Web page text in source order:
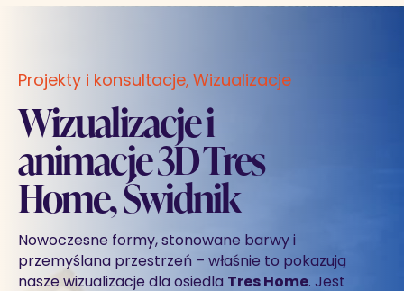
Projekty i konsultacje Wizualizacje
Wizualizacje i
animacje 3D Tres
Home, Świdnik
Nowoczesne formy, stonowane barwy i
przemyślana przestrzeń – właśnie to pokazują
nasze wizualizacje dla osiedla Tres Home. Jest